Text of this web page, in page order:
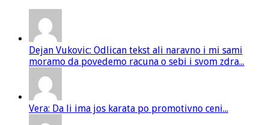
Dejan Vukovic: Odlican tekst ali naravno i mi sami
moramo da povedemo racuna o sebi i svom zdra...
Vera: Da li ima jos karata po promotivno ceni...